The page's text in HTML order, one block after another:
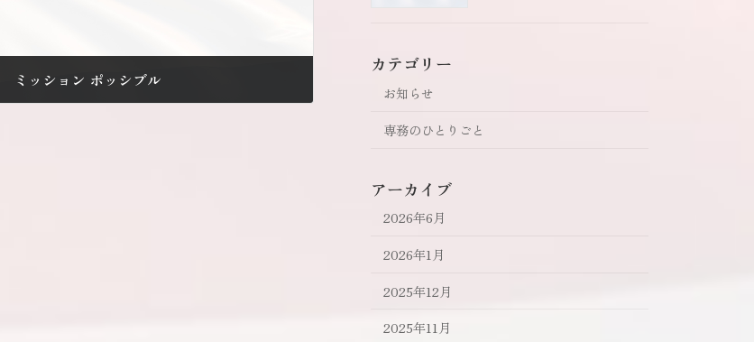
ミッション ポッシブル
カテゴリー
お知らせ
専務のひとりごと
アーカイブ
2026年6月
2026年1月
2025年12月
2025年11月